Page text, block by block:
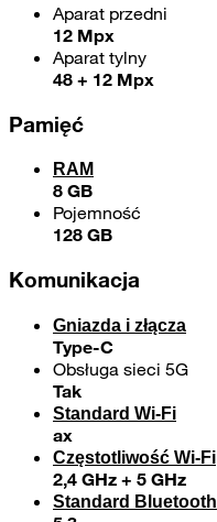
Aparat przedni
12 Mpx
Aparat tylny
48 + 12 Mpx
Pamięć
RAM
8 GB
Pojemność
128 GB
Komunikacja
Gniazda i złącza
Type-C
Obsługa sieci 5G
Tak
Standard Wi-Fi
ax
Częstotliwość Wi-Fi
2,4 GHz + 5 GHz
Standard Bluetooth